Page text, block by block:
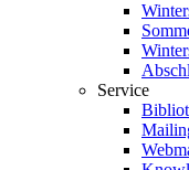
Service